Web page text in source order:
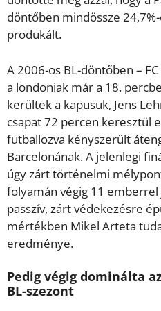
döntőben mindössze
produkált.
A 2006-os BL-döntőben –
a londoniak már a 18.
kerültek a kapusuk, Jens
csapat 72 percen keresztül
futballozva kényszerült
Barcelonának. A jelenlegi
úgy zárt történelmi
folyamán végig 11 emberrel
passzív, zárt védekezésre
mértékben Mikel Arteta
eredménye.
Pedig végig dominálta
BL-szezont